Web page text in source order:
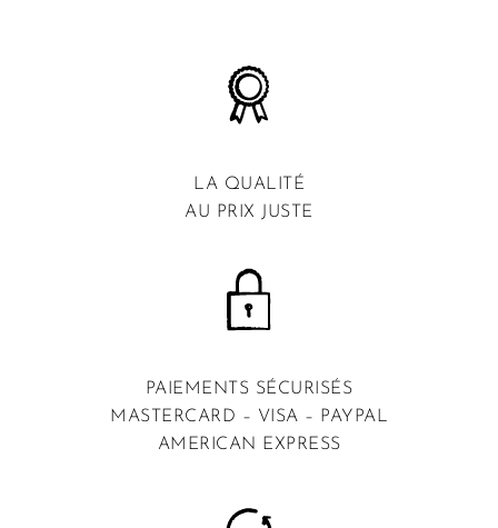
LA QUALITÉ
AU PRIX JUSTE
PAIEMENTS SÉCURISÉS
MASTERCARD – VISA – PAYPAL
AMERICAN EXPRESS